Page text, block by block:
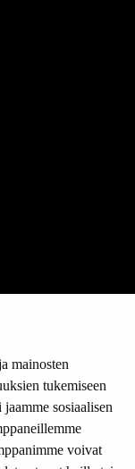
mainosten
tukemiseen
sosiaalisen
voivat